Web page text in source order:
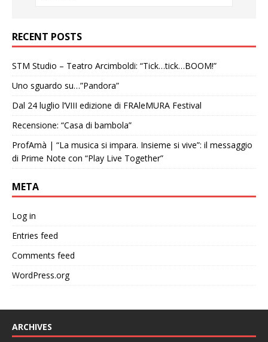
RECENT POSTS
STM Studio – Teatro Arcimboldi: “Tick…tick…BOOM!”
Uno sguardo su…”Pandora”
Dal 24 luglio l’VIII edizione di FRAleMURA Festival
Recensione: “Casa di bambola”
ProfAmà | “La musica si impara. Insieme si vive”: il messaggio
di Prime Note con “Play Live Together”
META
Log in
Entries feed
Comments feed
WordPress.org
ARCHIVES